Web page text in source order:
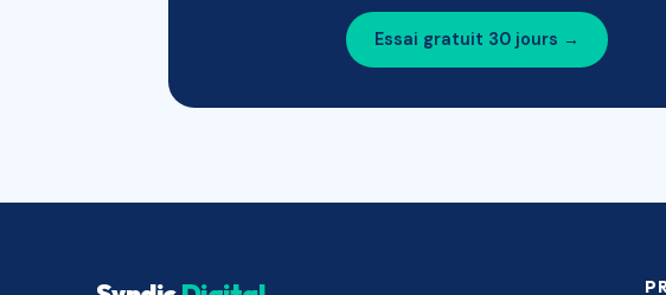
Essai gratuit 30 jours →